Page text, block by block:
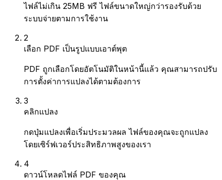
ไฟล์ไม่เกิน 25MB ฟรี ไฟล์ขนาดใหญ่กว่ารองรับด้วย
ระบบจ่ายตามการใช้งาน
2
เลือก PDF เป็นรูปแบบเอาต์พุต
PDF ถูกเลือกโดยอัตโนมัติในหน้านี้แล้ว คุณสามารถปรับ
การตั้งค่าการแปลงได้ตามต้องการ
3
คลิกแปลง
กดปุ่มแปลงเพื่อเริ่มประมวลผล ไฟล์ของคุณจะถูกแปลง
โดยเซิร์ฟเวอร์ประสิทธิภาพสูงของเรา
4
ดาวน์โหลดไฟล์ PDF ของคุณ